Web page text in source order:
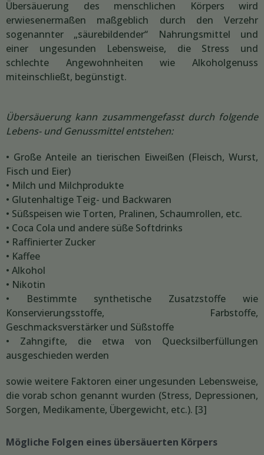
Übersäuerung des menschlichen Körpers wird
erwiesenermaßen maßgeblich durch den Verzehr
sogenannter „säurebildender“ Nahrungsmittel und
einer ungesunden Lebensweise, die Stress und
schlechte Angewohnheiten wie Alkoholgenuss
miteinschließt, begünstigt.
Übersäuerung kann zusammengefasst durch folgende
Lebens- und Genussmittel entstehen:
• Große Anteile an tierischen Eiweißen (Fleisch, Wurst,
Fisch und Eier)
• Milch und Milchprodukte
• Glutenhaltige Teig- und Backwaren
• Süßspeisen wie Torten, Pralinen, Schaumrollen, etc.
• Coca Cola und andere süße Softdrinks
• Raffinierter Zucker
• Kaffee
• Alkohol
• Nikotin
• Bestimmte synthetische Zusatzstoffe wie
Konservierungsstoffe, Farbstoffe,
Geschmacksverstärker und Süßstoffe
• Zahngifte, die etwa von Quecksilberfüllungen
ausgeschieden werden
sowie weitere Faktoren einer ungesunden Lebensweise,
die vorab schon genannt wurden (Stress, Depressionen,
Sorgen, Medikamente, Übergewicht, etc.). [3]
Mögliche Folgen eines übersäuerten Körpers